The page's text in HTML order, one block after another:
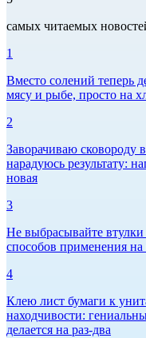
самых читаемых
1
Вместо солений теперь
мясу и рыбе, просто на
2
Заворачиваю сковороду
нарадуюсь результату:
новая
3
Не выбрасывайте
способов применения на
4
Клею лист бумаги к
находчивости:
делается на раз-два